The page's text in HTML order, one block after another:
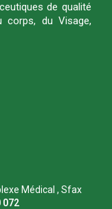
de qualité
corps, du Visage,
Médical , Sfax
072